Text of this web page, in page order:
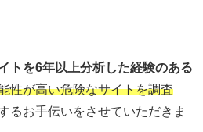
トを6年以上分析した経験のある
性が高い危険なサイトを調査
るお手伝いをさせていただきま